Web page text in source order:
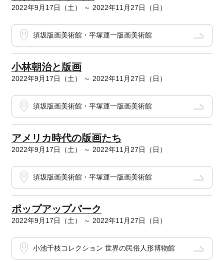
2022年9月17日（土） ～ 2022年11月27日（日）
須坂版画美術館・平塚運一版画美術館
小林朝治と版画
2022年9月17日（土） ～ 2022年11月27日（日）
須坂版画美術館・平塚運一版画美術館
アメリカ時代の版画たち
2022年9月17日（土） ～ 2022年11月27日（日）
須坂版画美術館・平塚運一版画美術館
ポップアップパーク
2022年9月17日（土） ～ 2022年11月27日（日）
小池千枝コレクション 世界の民俗人形博物館